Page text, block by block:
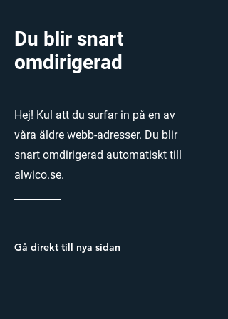
Du blir snart
omdirigerad
Hej! Kul att du surfar in på en av
våra äldre webb-adresser. Du blir
snart omdirigerad automatiskt till
alwico.se.
Gå direkt till nya sidan